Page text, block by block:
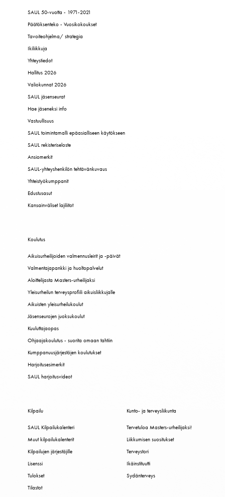
SAUL 50-vuotta - 1971-2021
Päätöksenteko - Vuosikokoukset
Tavoiteohjelma/ strategia
Ikiliikkuja
Yhteystiedot
Hallitus 2026
Valiokunnat 2026
SAUL jäsenseurat
Hae jäseneksi info
Vastuullisuus
SAUL toimintamalli epäasialliseen käytökseen
SAUL rekisteriseloste
Ansiomerkit
SAUL-yhteyshenkilön tehtävänkuvaus
Yhteistyökumppanit
Edustusasut
Kansainväliset lajiliitot
Koulutus
Aikuisurheilijoiden valmennusleirit ja -päivät
Valmentajapankki ja huoltopalvelut
Aloittelijasta Masters-urheilijaksi
Yleisurheilun terveysprofiili aikuisliikkujalle
Aikuisten yleisurheilukoulut
Jäsenseurojen juoksukoulut
Kuuluttajaopas
Ohjaajakoulutus - suorita omaan tahtiin
Kumppanuusjärjestöjen koulutukset
Harjoitusesimerkit
SAUL harjoitusvideot
Kilpailu
SAUL Kilpailukalenteri
Muut kilpailukalenterit
Kilpailujen järjestäjille
Lisenssi
Tulokset
Tilastot
Kunto- ja terveysliikunta
Tervetuloa Masters-urheilijaksi!
Liikkumisen suositukset
Terveystori
Ikäinstituutti
Sydänterveys